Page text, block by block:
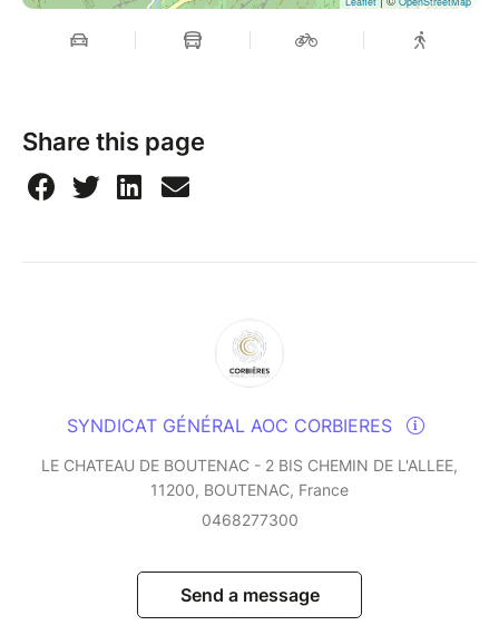
Share this page
SYNDICAT GÉNÉRAL AOC CORBIERES
LE CHATEAU DE BOUTENAC - 2 BIS CHEMIN DE L'ALLEE,
11200, BOUTENAC, France
0468277300
Send a message